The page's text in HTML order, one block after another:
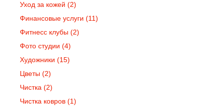
Уход за кожей (2)
Финансовые услуги (11)
Фитнесс клубы (2)
Фото студии (4)
Художники (15)
Цветы (2)
Чистка (2)
Чистка ковров (1)